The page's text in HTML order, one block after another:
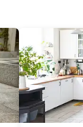
Экономия
на
отдыхе
—
выбираем
гостевой
дом
Анапе
с